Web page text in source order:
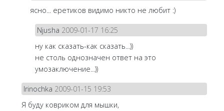
ясно... еретиков видимо никто не любит :)
Njusha 2009-01-17 16:25
ну как сказать-как сказать...))
не столь однозначен ответ на это
умозаключение...))
Irinochka 2009-01-15 19:53
Я буду ковриком для мышки,